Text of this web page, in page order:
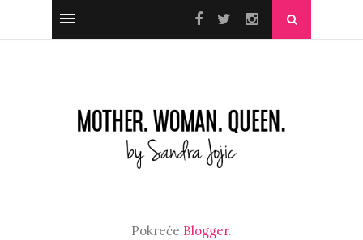
Pokreće Blogger.